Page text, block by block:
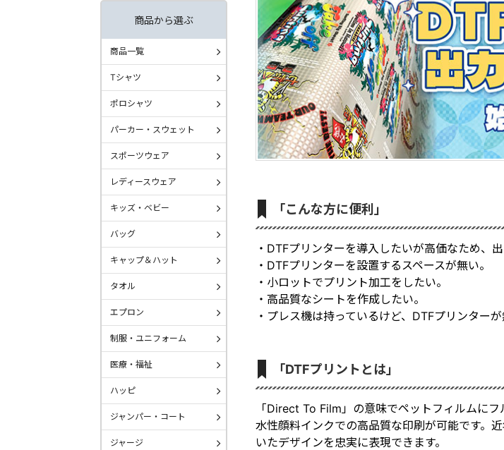
「こんな方に便利」
・DTFプリンターを導入したいが高価なため、出
・DTFプリンターを設置するスペースが無い。
・小ロットでプリント加工をしたい。
・高品質なシートを作成したい。
・プレス機は持っているけど、DTFプリンターが
「DTFプリントとは」
「Direct To Film」の意味でペットフィルムに
水性顔料インクでの高品質な印刷が可能です。
いたデザインを忠実に表現できます。
商品から選ぶ
商品一覧
Tシャツ
ポロシャツ
パーカー・スウェット
スポーツウェア
レディースウェア
キッズ・ベビー
バッグ
キャップ＆ハット
タオル
エプロン
制服・ユニフォーム
医療・福祉
ハッピ
ジャンパー・コート
ジャージ